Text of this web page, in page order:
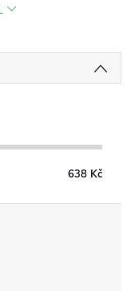
638 Kč